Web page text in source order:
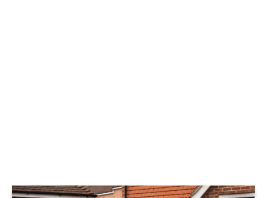
© Chery